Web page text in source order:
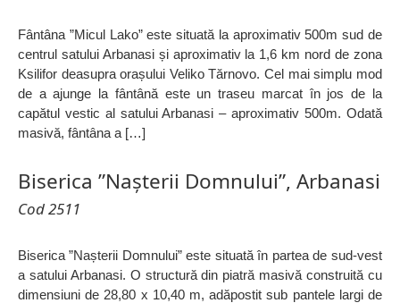
Fântâna ”Micul Lako” este situată la aproximativ 500m sud de
centrul satului Arbanasi și aproximativ la 1,6 km nord de zona
Ksilifor deasupra orașului Veliko Tărnovo. Cel mai simplu mod
de a ajunge la fântână este un traseu marcat în jos de la
capătul vestic al satului Arbanasi – aproximativ 500m. Odată
masivă, fântâna a […]
Biserica ”Nașterii Domnului”, Arbanasi
Cod 2511
Biserica ”Nașterii Domnului” este situată în partea de sud-vest
a satului Arbanasi. O structură din piatră masivă construită cu
dimensiuni de 28,80 x 10,40 m, adăpostit sub pantele largi de